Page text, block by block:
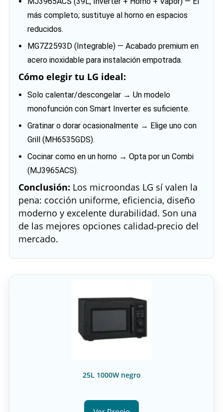
más completo; sustituye al horno en espacios
reducidos.
MG7Z2593D (Integrable) — Acabado premium en
acero inoxidable para instalación empotrada.
Cómo elegir tu LG ideal:
Solo calentar/descongelar → Un modelo
monofunción con Smart Inverter es suficiente.
Gratinar o dorar ocasionalmente → Elige uno con
Grill (MH6535GDS).
Cocinar como en un horno → Opta por un Combi
(MJ3965ACS).
Conclusión: Los microondas LG sí valen la
pena: cocción uniforme, eficiencia, diseño
moderno y excelente durabilidad. Son una
de las mejores opciones calidad‑precio del
mercado.
25L 1000W negro